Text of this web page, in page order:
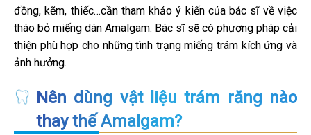
đồng, kẽm, thiếc…cần tham khảo ý kiến của bác sĩ về việc
tháo bỏ miếng dán Amalgam. Bác sĩ sẽ có phương pháp cải
thiện phù hợp cho những tình trạng miếng trám kích ứng và
ảnh hưởng.
Nên dùng vật liệu trám răng nào
thay thế Amalgam?